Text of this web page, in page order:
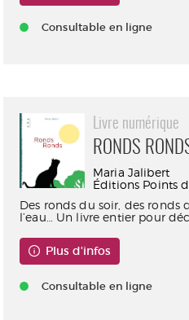
Consultable en ligne
Livre numérique
RONDS
Maria Jalibert
Éditions Points
Des ronds du soir, des ronds
l’eau… Un livre entier pour
Plus d'infos
Consultable en ligne